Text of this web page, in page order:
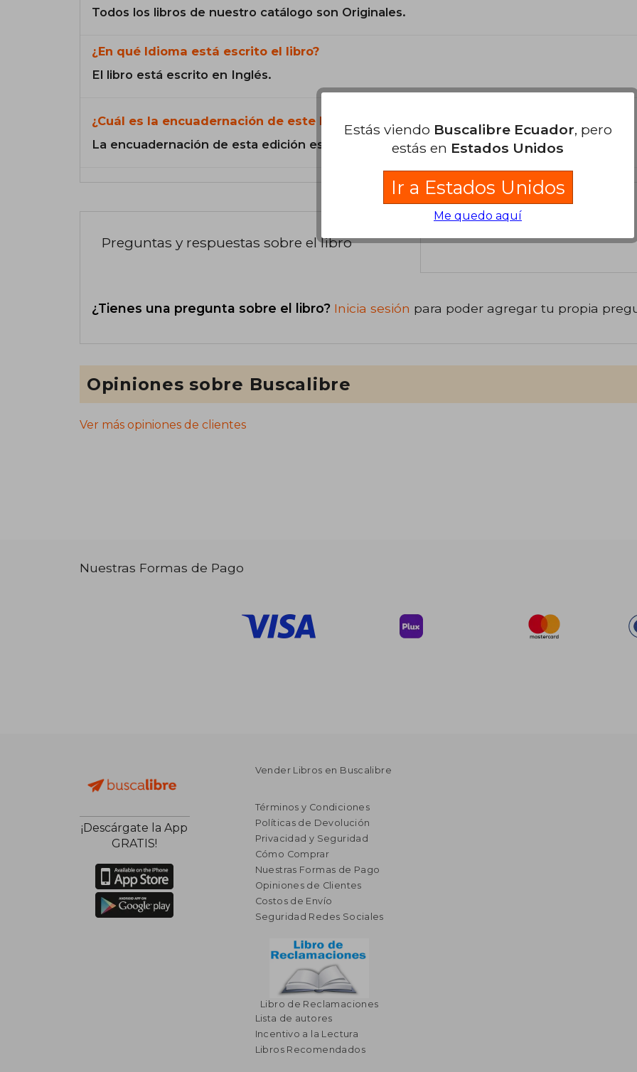
Todos los libros de nuestro catálogo son Originales.
¿En qué Idioma está escrito el libro?
El libro está escrito en Inglés.
¿Cuál es la encuadernación de este libro?
La encuadernación de esta edición es Tapa Blanda.
Preguntas y respuestas sobre el libro
¿Tienes una pregunta sobre el libro? Inicia sesión para poder agregar tu propia
Opiniones sobre Buscalibre
Ver más opiniones de clientes
Nuestras Formas de Pago
¡Descárgate la App
GRATIS!
Vender Libros en Buscalibre
Términos y Condiciones
Políticas de Devolución
Privacidad y Seguridad
Cómo Comprar
Nuestras Formas de Pago
Opiniones de Clientes
Costos de Envío
Seguridad Redes Sociales
Libro de Reclamaciones
Lista de autores
Incentivo a la Lectura
Libros Recomendados
Estás viendo Buscalibre Ecuador, pero
estás en Estados Unidos
Ir a Estados Unidos
Me quedo aquí